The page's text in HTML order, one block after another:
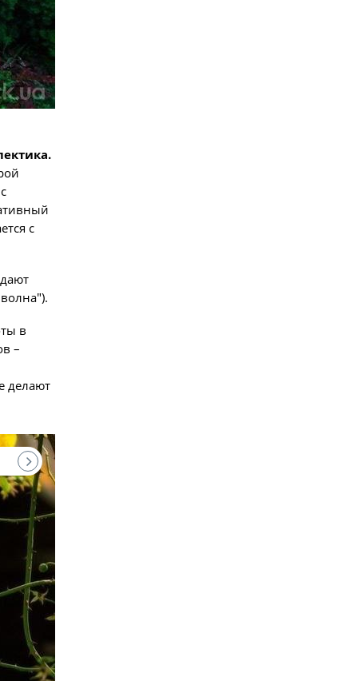
с
в
–
делают